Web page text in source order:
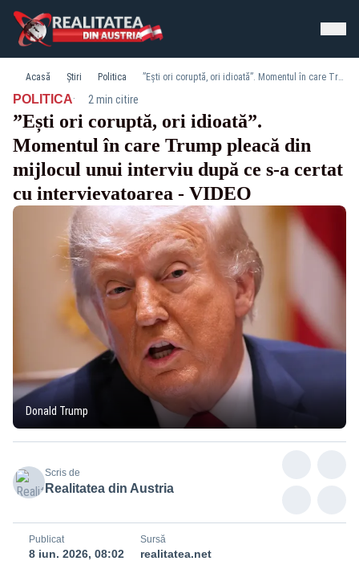
Acasă Știri Politica ”Ești ori coruptă, ori idioată”. Momentul în care Trump pleacă din mijlocul unui interviu după ce s-a certat cu intervievatoarea - VIDEO
POLITICA· 2 min citire
”Ești ori coruptă, ori idioată”.
Momentul în care Trump pleacă din
mijlocul unui interviu după ce s-a certat
cu intervievatoarea - VIDEO
Donald Trump
Scris de
Realitatea din Austria
Publicat
8 iun. 2026, 08:02
Sursă
realitatea.net